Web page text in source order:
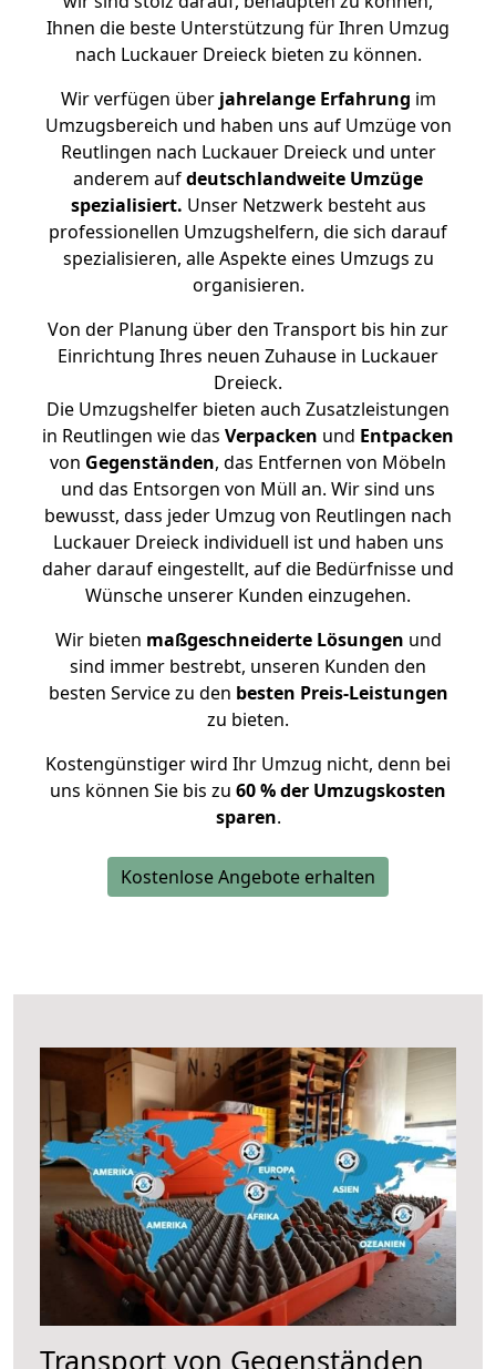
Ihnen die beste Unterstützung für Ihren Umzug
nach Luckauer Dreieck bieten zu können.
Wir verfügen überjahrelange Erfahrung im
Umzugsbereich und haben uns auf Umzüge von
Reutlingen nach Luckauer Dreieck und unter
anderem aufdeutschlandweite Umzüge
spezialisiert. Unser Netzwerk besteht aus
professionellen Umzugshelfern, die sich darauf
spezialisieren, alle Aspekte eines Umzugs zu
organisieren.
Von der Planung über den Transport bis hin zur
Einrichtung Ihres neuen Zuhause in Luckauer
Dreieck.
Die Umzugshelfer bieten auch Zusatzleistungen
in Reutlingen wie das Verpacken und Entpacken
von Gegenständen, das Entfernen von Möbeln
und das Entsorgen von Müll an. Wir sind uns
bewusst, dass jeder Umzug von Reutlingen nach
Luckauer Dreieck individuell ist und haben uns
daher darauf eingestellt, auf die Bedürfnisse und
Wünsche unserer Kunden einzugehen.
Wir bieten maßgeschneiderte Lösungen und
sind immer bestrebt, unseren Kunden den
besten Service zu den besten Preis-Leistungen
zu bieten.
Kostengünstiger wird Ihr Umzug nicht, denn bei
uns können Sie bis zu 60 % der Umzugskosten
sparen.
Kostenlose Angebote erhalten
Transport von Gegenständen